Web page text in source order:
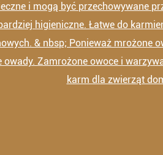
i mogą być przechowywane
higieniczne. Łatwe do
& nbsp; Ponieważ mrożone
Zamrożone owoce i
karm dla zwierząt